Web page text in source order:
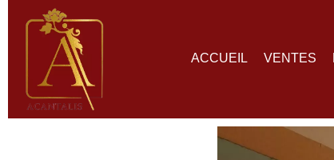
ACCUEIL VENTES